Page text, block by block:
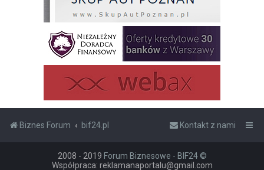
Biznes Forum bif24.pl Kontakt z nami
2008 - 2019 Forum Biznesowe - BIF24 ©
Współpraca: reklamanaportalu@gmail.com